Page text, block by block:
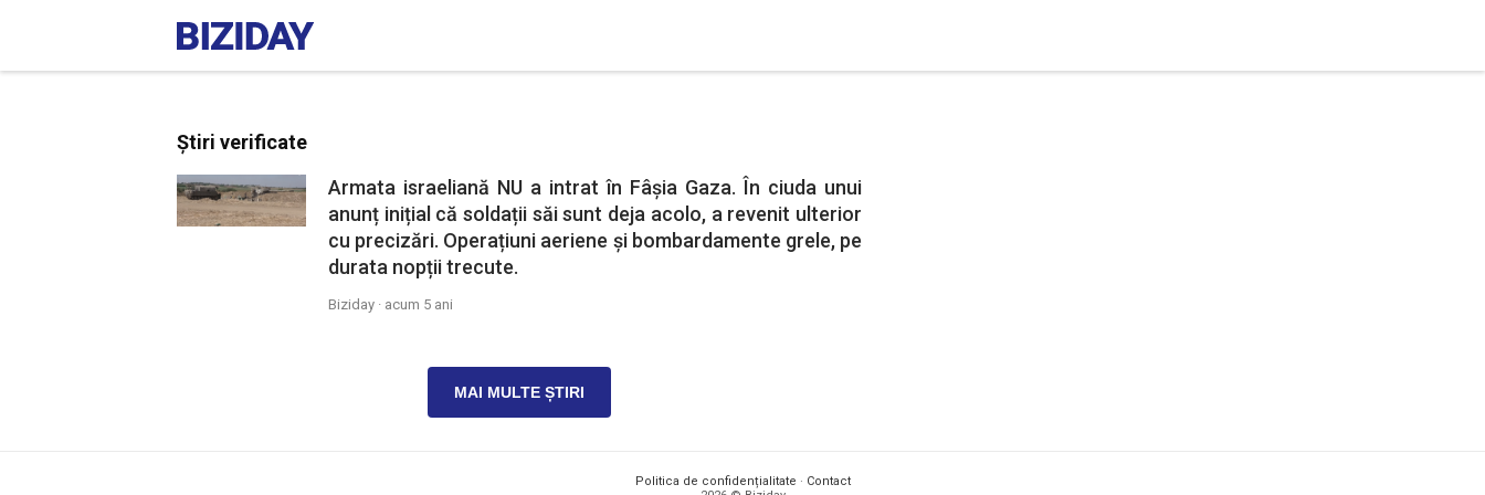
Știri verificate
Armata israeliană NU a intrat în Fâșia Gaza. În ciuda unui
anunț inițial că soldații săi sunt deja acolo, a revenit ulterior
cu precizări. Operațiuni aeriene și bombardamente grele, pe
durata nopții trecute.
Biziday · acum 5 ani
MAI MULTE ȘTIRI
Politica de confidențialitate · Contact